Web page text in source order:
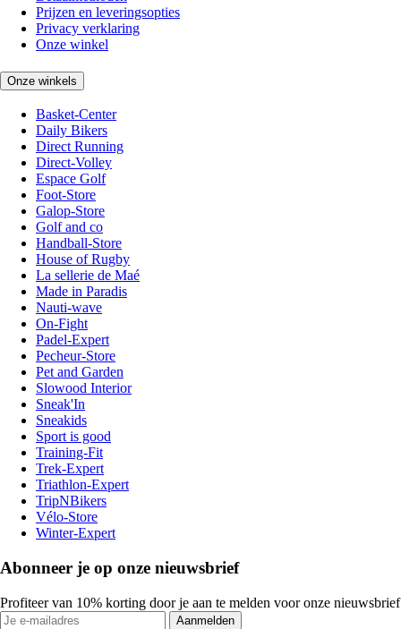
Prijzen en leveringsopties
Privacy verklaring
Onze winkel
Onze winkels
Basket-Center
Daily Bikers
Direct Running
Direct-Volley
Espace Golf
Foot-Store
Galop-Store
Golf and co
Handball-Store
House of Rugby
La sellerie de Maé
Made in Paradis
Nauti-wave
On-Fight
Padel-Expert
Pecheur-Store
Pet and Garden
Slowood Interior
Sneak'In
Sneakids
Sport is good
Training-Fit
Trek-Expert
Triathlon-Expert
TripNBikers
Vélo-Store
Winter-Expert
Abonneer je op onze nieuwsbrief
Profiteer van 10% korting door je aan te melden voor onze nieuwsbrief
Aanmelden